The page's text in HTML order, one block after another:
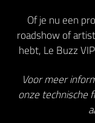
Of je nu een
roadshow of
hebt, Le Buzz
Voor meer
onze technische